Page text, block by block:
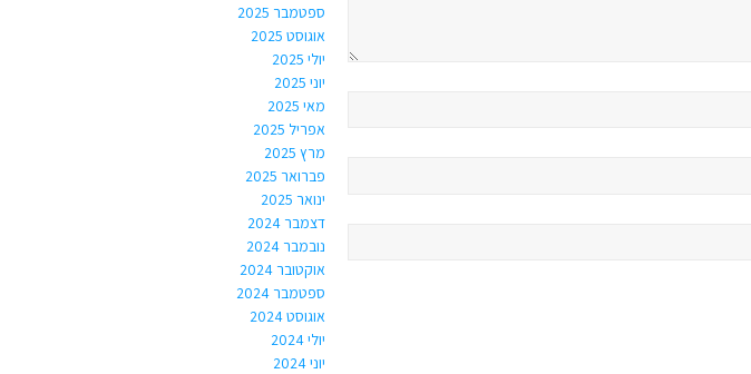
ספטמבר 2025
אוגוסט 2025
יולי 2025
יוני 2025
מאי 2025
אפריל 2025
מרץ 2025
פברואר 2025
ינואר 2025
דצמבר 2024
נובמבר 2024
אוקטובר 2024
ספטמבר 2024
אוגוסט 2024
יולי 2024
יוני 2024